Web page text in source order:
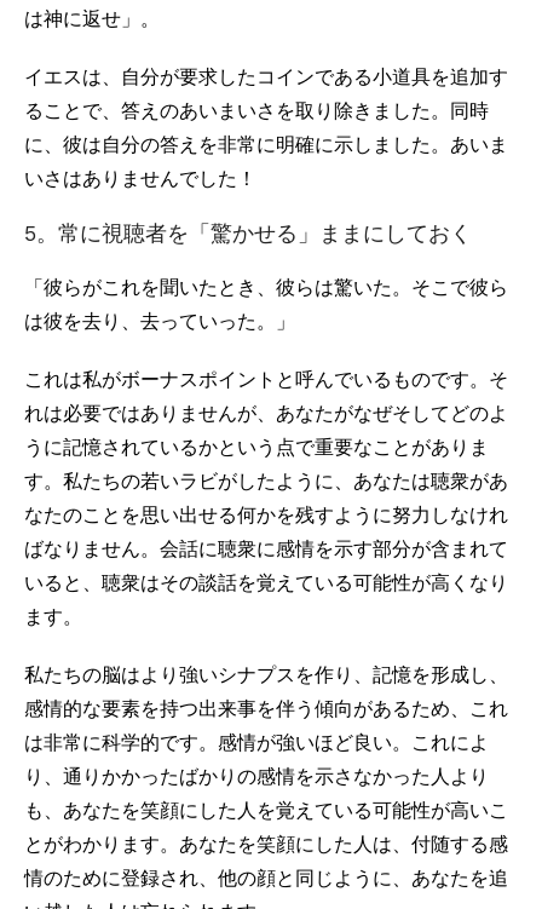
は神に返せ」。
イエスは、自分が要求したコインである小道具を追加す
ることで、答えのあいまいさを取り除きました。同時
に、彼は自分の答えを非常に明確に示しました。あいま
いさはありませんでした！
5。常に視聴者を「驚かせる」ままにしておく
「彼らがこれを聞いたとき、彼らは驚いた。そこで彼ら
は彼を去り、去っていった。」
これは私がボーナスポイントと呼んでいるものです。そ
れは必要ではありませんが、あなたがなぜそしてどのよ
うに記憶されているかという点で重要なことがありま
す。私たちの若いラビがしたように、あなたは聴衆があ
なたのことを思い出せる何かを残すように努力しなけれ
ばなりません。会話に聴衆に感情を示す部分が含まれて
いると、聴衆はその談話を覚えている可能性が高くなり
ます。
私たちの脳はより強いシナプスを作り、記憶を形成し、
感情的な要素を持つ出来事を伴う傾向があるため、これ
は非常に科学的です。感情が強いほど良い。これによ
り、通りかかったばかりの感情を示さなかった人より
も、あなたを笑顔にした人を覚えている可能性が高いこ
とがわかります。あなたを笑顔にした人は、付随する感
情のために登録され、他の顔と同じように、あなたを追